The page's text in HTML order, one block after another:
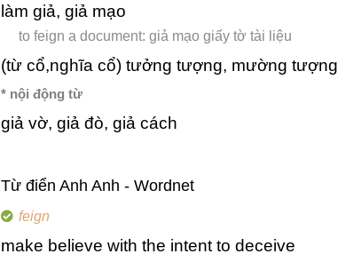
làm giả, giả mạo
to feign a document: giả mạo giấy tờ tài liệu
(từ cổ,nghĩa cổ) tưởng tượng, mường tượng
* nội động từ
giả vờ, giả đò, giả cách
Từ điển Anh Anh - Wordnet
feign
make believe with the intent to deceive